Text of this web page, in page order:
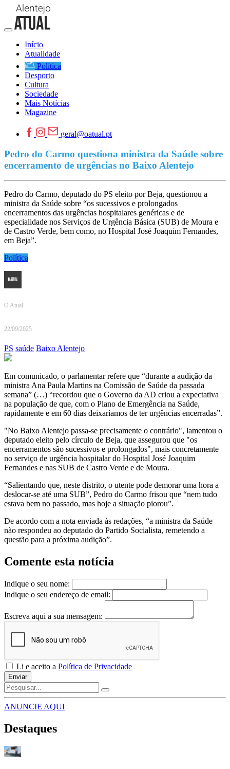
Início
Atualidade
Política
Desporto
Cultura
Sociedade
Mais Notícias
Magazine
geral@oatual.pt
Pedro do Carmo questiona ministra da Saúde sobre
encerramento de urgências no Baixo Alentejo
Pedro do Carmo, deputado do PS eleito por Beja, questionou a
ministra da Saúde sobre “os sucessivos e prolongados
encerramentos das urgências hospitalares genéricas e de
especialidade nos Serviços de Urgência Básica (SUB) de Moura e
de Castro Verde, bem como, no Hospital José Joaquim Fernandes,
em Beja”.
Política
O Atual
22/09/2025
PS saúde Baixo Alentejo
Em comunicado, o parlamentar refere que “durante a audição da
ministra Ana Paula Martins na Comissão de Saúde da passada
semana” (…) “recordou que o Governo da AD criou a expectativa
na população de que, com o Plano de Emergência na Saúde,
rapidamente e em 60 dias deixaríamos de ter urgências encerradas”.
"No Baixo Alentejo passa-se precisamente o contrário", lamentou o
deputado eleito pelo círculo de Beja, que assegurou que "os
encerramentos são sucessivos e prolongados", mais concretamente
no serviço de urgência hospitalar do Hospital José Joaquim
Fernandes e nas SUB de Castro Verde e de Moura.
“Salientando que, neste distrito, o utente pode demorar uma hora a
deslocar-se até uma SUB”, Pedro do Carmo frisou que “nem tudo
estava bem no passado, mas hoje a situação piorou”.
De acordo com a nota enviada às redações, “a ministra da Saúde
não respondeu ao deputado do Partido Socialista, remetendo a
questão para a próxima audição”.
Comente esta notícia
Indique o seu nome:
Indique o seu endereço de email:
Escreva aqui a sua mensagem:
Li e aceito a Política de Privacidade
Enviar
ANUNCIE AQUI
Destaques